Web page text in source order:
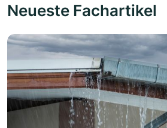
Neueste Fachartikel